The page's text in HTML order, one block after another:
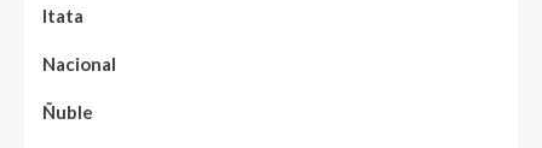
Itata
Nacional
Ñuble